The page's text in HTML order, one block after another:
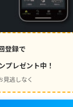
登録で
プレゼント中！
見逃しなく